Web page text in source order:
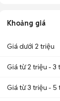
Khoảng giá
Giá dưới 2 triệu
Giá từ 2 triệu - 3
Giá từ 3 triệu - 5